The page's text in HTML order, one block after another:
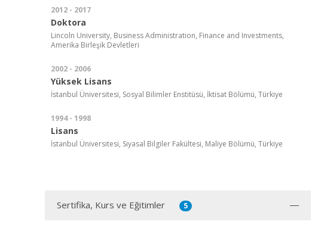
2012 - 2017
Doktora
Lincoln University, Business Administration, Finance and Investments,
Amerika Birleşik Devletleri
2002 - 2006
Yüksek Lisans
İstanbul Üniversitesi, Sosyal Bilimler Enstitüsü, İktisat Bölümü, Türkiye
1994 - 1998
Lisans
İstanbul Üniversitesi, Siyasal Bilgiler Fakültesi, Maliye Bölümü, Türkiye
Sertifika, Kurs ve Eğitimler 5